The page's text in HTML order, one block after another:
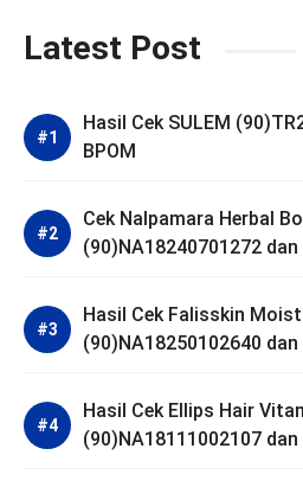
Latest Post
Hasil Cek SULEM
BPOM
Cek Nalpamara Herbal
(90)NA18240701272
Hasil Cek Falisskin
(90)NA18250102640 dan
Hasil Cek Ellips Hair
(90)NA18111002107 dan